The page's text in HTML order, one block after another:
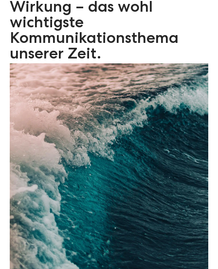
Wirkung – das wohl
wichtigste
Kommunikationsthema
unserer Zeit.